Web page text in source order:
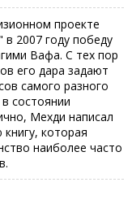
проекте
в 2007 году победу
Вафа. С тех пор
его дара задают
самого разного
состоянии
Мехди написал
которая
наиболее часто